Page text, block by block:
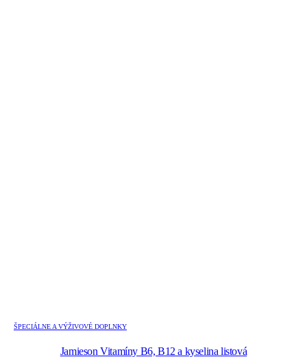
ŠPECIÁLNE A VÝŽIVOVÉ DOPLNKY
Jamieson Vitamíny B6, B12 a kyselina listová